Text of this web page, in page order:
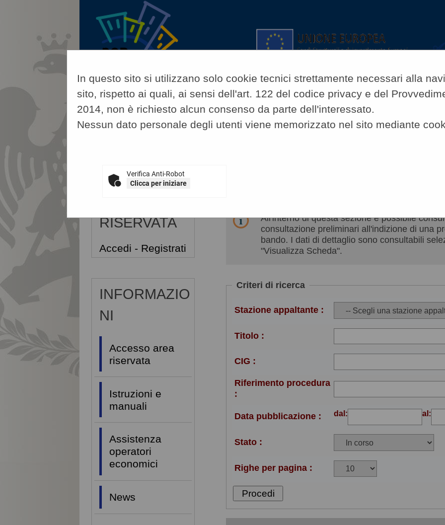
07/08/2026 15:09 A A
In questo sito si utilizzano solo cookie tecnici strettamente necessari alla
sito, rispetto ai quali, ai sensi dell'art. 122 del codice privacy e del
2014, non è richiesto alcun consenso da parte dell'interessato.
Nessun dato personale degli utenti viene memorizzato nel sito mediante
Verifica Anti-Robot
Clicca per iniziare
RISERVATA
Accedi - Registrati
INFORMAZIO
NI
Accesso area
riservata
Istruzioni e
manuali
Assistenza
operatori
economici
News
All'interno di questa sezione è possibile
consultazione preliminari all'indizione di una
bando. I dati di dettaglio sono consultabili
"Visualizza Scheda".
Criteri di ricerca
Stazione appaltante :
Titolo :
CIG :
Riferimento procedura
:
Data pubblicazione : dal: al:
Stato :
Righe per pagina :